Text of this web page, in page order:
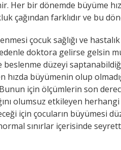
Her bir dönemde büyüme
çağından farklıdır ve bu
çocuk sağlığı ve
doktora gelirse gelsin
beslenme düzeyi
hızda büyümenin olup
için ölçümlerin son
olumsuz etkileyen
için çocuların büyümesi
sınırlar içerisinde